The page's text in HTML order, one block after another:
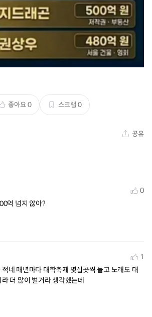
좋아요0 스크랩 0
공유
0
억 넘지 않아?
1
네 매년마다 대학축제 몇십곳씩 돌고 노래도 대
더 많이 벌거라 생각했는데